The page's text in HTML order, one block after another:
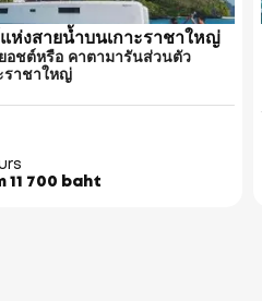
ห่งสายน้ำบนเกาะราชาใหญ่
อชต์หรือ คาตามารันส่วนตัว
ราชาใหญ่
11 700 baht